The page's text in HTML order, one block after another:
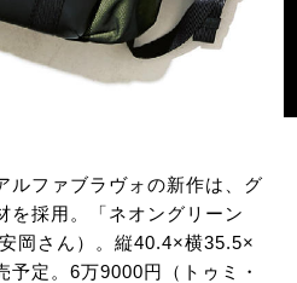
ルファブラヴォの新作は、グ
を採用。「ネオングリーン
岡さん）。縦40.4×横35.5×
定。6万9000円（トゥミ・